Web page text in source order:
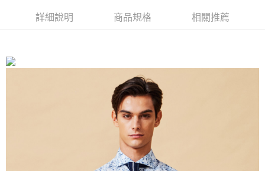
新竹物流離島宅配
詳細說明 商品規格 相關推薦